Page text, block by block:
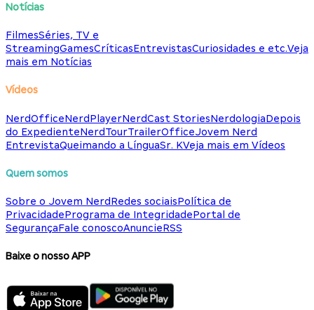
Notícias
FilmesSéries, TV e
StreamingGamesCríticasEntrevistasCuriosidades e etc.Veja
mais em Notícias
Vídeos
NerdOfficeNerdPlayerNerdCast StoriesNerdologiaDepois
do ExpedienteNerdTourTrailerOfficeJovem Nerd
EntrevistaQueimando a LínguaSr. KVeja mais em Vídeos
Quem somos
Sobre o Jovem NerdRedes sociaisPolítica de
PrivacidadePrograma de IntegridadePortal de
SegurançaFale conoscoAnuncieRSS
Baixe o nosso APP